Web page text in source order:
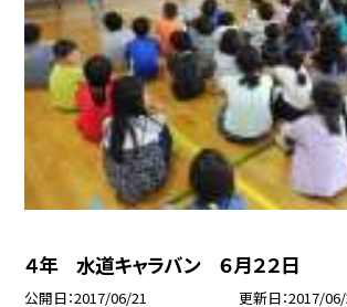
４年 水道キャラバン ６月２２日
公開日 2017/06/21 更新日 2017/